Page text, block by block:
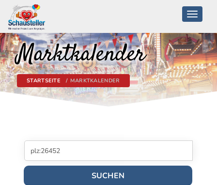
Toggle
Marktkalender
STARTSEITE MARKTKALENDER
SUCHEN